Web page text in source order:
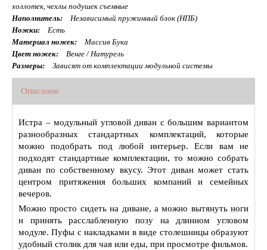
холлотек, чехлы подушек съемные
Наполнитель:
Независимый пружинный блок (НПБ)
Ножки:
Есть
Материал ножек:
Массив Бука
Цвет ножек:
Венге / Натурель
Размеры:
Зависят от комплектации модульной системы
Описание
Истра – модульный угловой диван с большим вариантом
разнообразных стандартных комплектаций, которые
можно подобрать под любой интерьер. Если вам не
подходят стандартные комплектации, то можно собрать
диван по собственному вкусу. Этот диван может стать
центром притяжения больших компаний и семейных
вечеров.
Можно просто сидеть на диване, а можно вытянуть ноги
и принять расслабленную позу на длинном угловом
модуле. Пуфы с накладками в виде столешницы образуют
удобный столик для чая или еды, при просмотре фильмов.